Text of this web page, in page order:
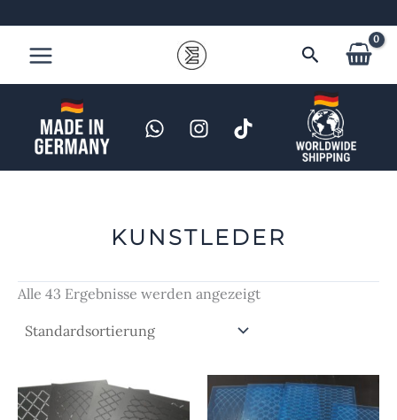
springen
Suchen
KUNSTLEDER
Alle 43 Ergebnisse werden angezeigt